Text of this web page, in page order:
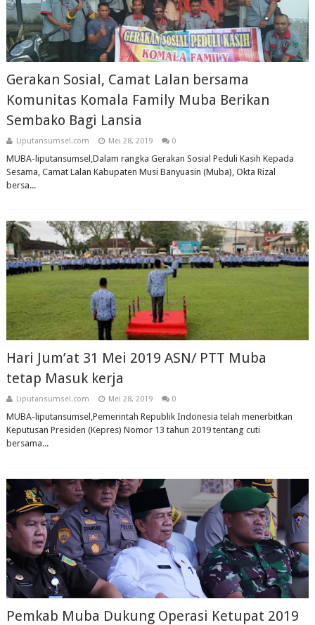
Gerakan Sosial, Camat Lalan bersama
Komunitas Komala Family Muba Berikan
Sembako Bagi Lansia
Liputansumsel.com Mei 28, 2019 0
MUBA-liputansumsel,Dalam rangka Gerakan Sosial Peduli Kasih Kepada
Sesama, Camat Lalan Kabupaten Musi Banyuasin (Muba), Okta Rizal
bersa...
Hari Jum’at 31 Mei 2019 ASN/ PTT Muba
tetap Masuk kerja
Liputansumsel.com Mei 28, 2019 0
MUBA-liputansumsel,Pemerintah Republik Indonesia telah menerbitkan
Keputusan Presiden (Kepres) Nomor 13 tahun 2019 tentang cuti
bersama...
Pemkab Muba Dukung Operasi Ketupat 2019